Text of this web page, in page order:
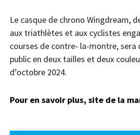
Le casque de chrono Wingdream,
aux triathlètes et aux cyclistes
courses de contre- la-montre, sera
public en deux tailles et deux
d’octobre 2024.
Pour en savoir plus, site de la